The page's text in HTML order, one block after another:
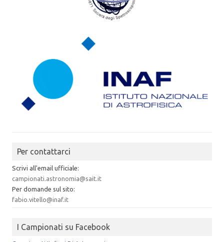
Per contattarci
Scrivi all'email ufficiale:
campionati.astronomia@sait.it
Per domande sul sito:
fabio.vitello@inaf.it
I Campionati su Facebook